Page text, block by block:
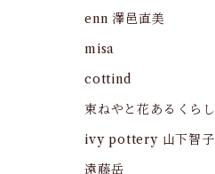
enn 澤邑直美
misa
cottind
束ねやと花あるくらし
ivy pottery 山下智子
遠藤岳